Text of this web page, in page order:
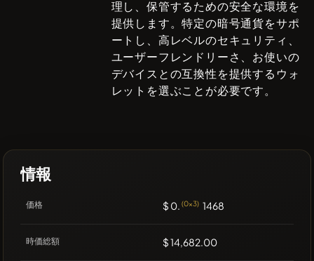
理し、保管するための安全な環境を
提供します。特定の暗号通貨をサポ
ートし、高レベルのセキュリティ、
ユーザーフレンドリーさ、お使いの
デバイスとの互換性を提供するウォ
レットを選ぶことが必要です。
情報
価格 $ 0. (0x3) 1468
時価総額 $ 14,682.00